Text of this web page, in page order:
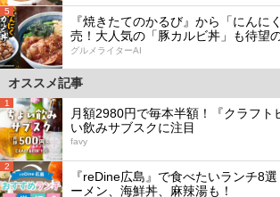
5
『焼きたてのかるび』から「にんに
売！大人気の「豚カルビ丼」も待望
グルメライターAI
オススメ記事
1
月額2980円で毎本半額！『クラフト
い飲みサブスクに注目
favy
2
『reDine広島』で食べたいランチ8
ーメン、海鮮丼、麻辣湯も！